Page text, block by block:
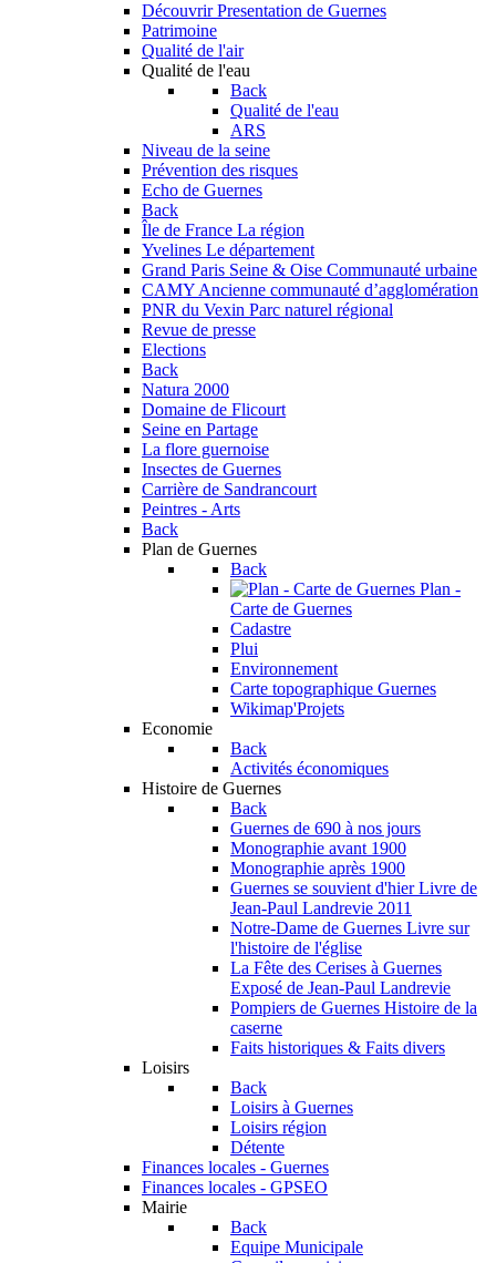
Découvrir Presentation de Guernes
Patrimoine
Qualité de l'air
Qualité de l'eau
Back
Qualité de l'eau
ARS
Niveau de la seine
Prévention des risques
Echo de Guernes
Back
Île de France La région
Yvelines Le département
Grand Paris Seine & Oise Communauté urbaine
CAMY Ancienne communauté d’agglomération
PNR du Vexin Parc naturel régional
Revue de presse
Elections
Back
Natura 2000
Domaine de Flicourt
Seine en Partage
La flore guernoise
Insectes de Guernes
Carrière de Sandrancourt
Peintres - Arts
Back
Plan de Guernes
Back
Plan -
Carte de Guernes
Cadastre
Plui
Environnement
Carte topographique Guernes
Wikimap'Projets
Economie
Back
Activités économiques
Histoire de Guernes
Back
Guernes de 690 à nos jours
Monographie avant 1900
Monographie après 1900
Guernes se souvient d'hier Livre de
Jean-Paul Landrevie 2011
Notre-Dame de Guernes Livre sur
l'histoire de l'église
La Fête des Cerises à Guernes
Exposé de Jean-Paul Landrevie
Pompiers de Guernes Histoire de la
caserne
Faits historiques & Faits divers
Loisirs
Back
Loisirs à Guernes
Loisirs région
Détente
Finances locales - Guernes
Finances locales - GPSEO
Mairie
Back
Equipe Municipale